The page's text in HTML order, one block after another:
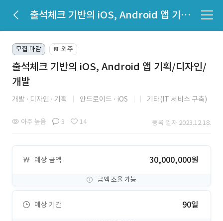
출석체크 기반의 iOS, Android 앱 기획/디자인/개발
모집 마감 📔 외주
출석체크 기반의 iOS, Android 앱 기획/디자인/
개발
개발 디자인 기획 안드로이드 iOS 기타(IT 서비스 구축)
아주 높음 3 14 등록 일자 2023.12.18.
예상 금액 30,000,000원
금액 조율 가능
예상 기간 90일